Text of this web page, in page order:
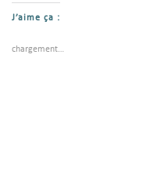
J’aime ça :
chargement…